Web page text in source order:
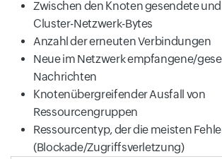
Zwischen den Knoten gesendete
Cluster-Netzwerk-Bytes
Anzahl der erneuten Verbindungen
Neue im Netzwerk empfangene/
Nachrichten
Knotenübergreifender Ausfall von
Ressourcengruppen
Ressourcentyp, der die meisten
(Blockade/Zugriffsverletzung)